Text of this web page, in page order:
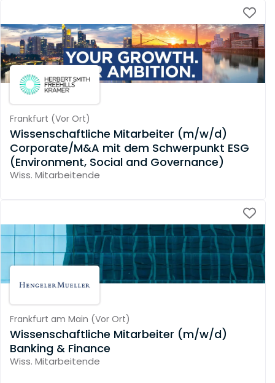
Frankfurt (Vor Ort)
Wissenschaftliche Mitarbeiter (m/w/d)
Corporate/M&A mit dem Schwerpunkt ESG
(Environment, Social and Governance)
Wiss. Mitarbeitende
Frankfurt am Main (Vor Ort)
Wissenschaftliche Mitarbeiter (m/w/d)
Banking & Finance
Wiss. Mitarbeitende